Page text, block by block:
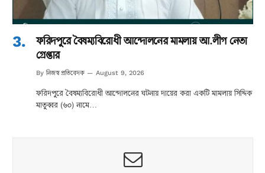
ফরিদপুরে বৈষম্যবিরোধী আন্দোলনের মামলায় আ.লীগ নেতা
গ্রেপ্তার
By নিজস্ব প্রতিবেদক August 9, 2026
ফরিদপুরে বৈষম্যবিরোধী আন্দোলনের ঘটনায় দায়ের করা একটি মামলায় সিদ্দিক
মাতুব্বর (৬০) নামে…